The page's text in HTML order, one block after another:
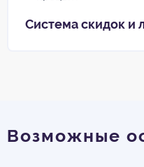
Система скидок и
Возможные